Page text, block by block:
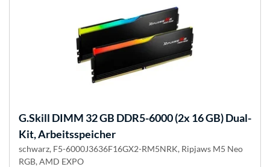
G.Skill DIMM 32 GB DDR5-6000 (2x 16 GB) Dual-
Kit, Arbeitsspeicher
schwarz, F5-6000J3636F16GX2-RM5NRK, Ripjaws M5 Neo
RGB, AMD EXPO